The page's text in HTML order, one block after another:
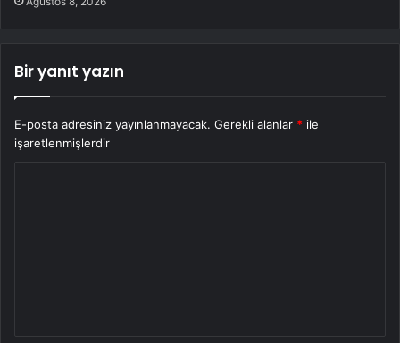
Bir yanıt yazın
E-posta adresiniz yayınlanmayacak. Gerekli alanlar * ile
işaretlenmişlerdir